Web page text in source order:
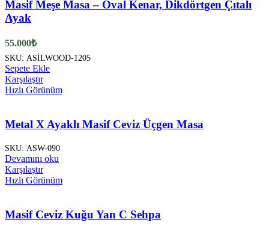
Masif Meşe Masa – Oval Kenar, Dikdörtgen Çıtalı
Ayak
55.000₺
SKU: ASİLWOOD-1205
Sepete Ekle
Karşılaştır
Hızlı Görünüm
Metal X Ayaklı Masif Ceviz Üçgen Masa
SKU: ASW-090
Devamını oku
Karşılaştır
Hızlı Görünüm
Masif Ceviz Kuğu Yan C Sehpa